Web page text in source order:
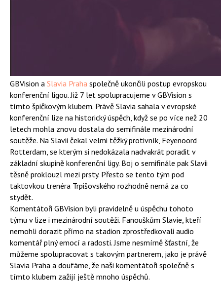
GBVision a Slavia Praha společně ukončili postup evropskou
konferenční ligou. Již 7 let spolupracujeme v GBVision s
tímto špičkovým klubem. Právě Slavia sahala v evropské
konferenční lize na historický úspěch, když se po více než 20
letech mohla znovu dostala do semifinále mezinárodní
soutěže. Na Slavii čekal velmi těžký protivník, Feyenoord
Rotterdam, se kterým si nedokázala nadvakrát poradit v
základní skupině konferenční ligy. Boj o semifinále pak Slavii
těsně proklouzl mezi prsty. Přesto se tento tým pod
taktovkou trenéra Trpišovského rozhodně nemá za co
stydět.
Komentátoři GBVision byli pravidelně u úspěchu tohoto
týmu v lize i mezinárodní soutěži. Fanouškům Slavie, kteří
nemohli dorazit přímo na stadion zprostředkovali audio
komentář plný emocí a radosti. Jsme nesmírně šťastní, že
můžeme spolupracovat s takovým partnerem, jako je právě
Slavia Praha a doufáme, že naši komentátoři společně s
tímto klubem zažijí ještě mnoho úspěchů.